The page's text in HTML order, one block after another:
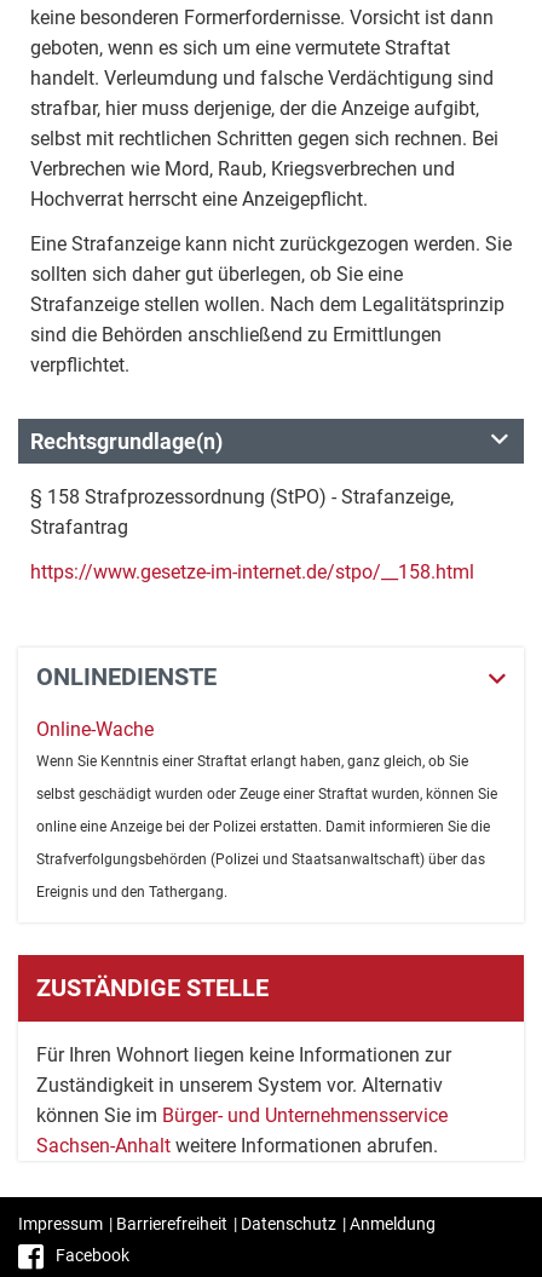
keine besonderen Formerfordernisse. Vorsicht ist dann
geboten, wenn es sich um eine vermutete Straftat
handelt. Verleumdung und falsche Verdächtigung sind
strafbar, hier muss derjenige, der die Anzeige aufgibt,
selbst mit rechtlichen Schritten gegen sich rechnen. Bei
Verbrechen wie Mord, Raub, Kriegsverbrechen und
Hochverrat herrscht eine Anzeigepflicht.
Eine Strafanzeige kann nicht zurückgezogen werden. Sie
sollten sich daher gut überlegen, ob Sie eine
Strafanzeige stellen wollen. Nach dem Legalitätsprinzip
sind die Behörden anschließend zu Ermittlungen
verpflichtet.
Rechtsgrundlage(n)
§ 158 Strafprozessordnung (StPO) - Strafanzeige,
Strafantrag
https://www.gesetze-im-internet.de/stpo/__158.html
ONLINEDIENSTE
Online-Wache
Wenn Sie Kenntnis einer Straftat erlangt haben, ganz gleich, ob Sie
selbst geschädigt wurden oder Zeuge einer Straftat wurden, können Sie
online eine Anzeige bei der Polizei erstatten. Damit informieren Sie die
Strafverfolgungsbehörden (Polizei und Staatsanwaltschaft) über das
Ereignis und den Tathergang.
ZUSTÄNDIGE STELLE
Für Ihren Wohnort liegen keine Informationen zur
Zuständigkeit in unserem System vor. Alternativ
können Sie im Bürger- und Unternehmensservice
Sachsen-Anhalt weitere Informationen abrufen.
Impressum | Barrierefreiheit | Datenschutz |Anmeldung
Facebook